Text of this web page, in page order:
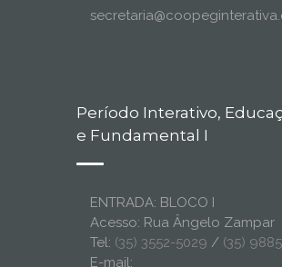
Período Interativo,
e Fundamental I
ENTRADA: BLOCO I
Acesso: Rua Ângelo Zampar
Tel: (35) 3552-5029 / (35)
E-mail: